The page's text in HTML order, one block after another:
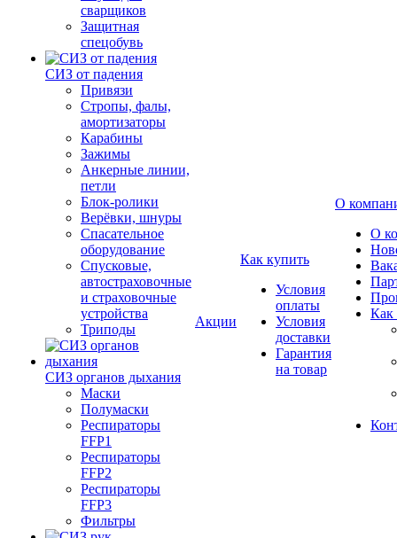
сварщиков
Защитная
спецобувь
СИЗ от падения
Привязи
Стропы, фалы,
амортизаторы
Карабины
Зажимы
Анкерные линии,
петли
Блок-ролики
Верёвки, шнуры
Спасательное
оборудование
Спусковые,
автостраховочные
и страховочные
устройства
Триподы
СИЗ органов дыхания
Маски
Полумаски
Респираторы
FFP1
Респираторы
FFP2
Респираторы
FFP3
Фильтры
Акции
Как купить
Условия
оплаты
Условия
доставки
Гарантия
на товар
О
О
Как